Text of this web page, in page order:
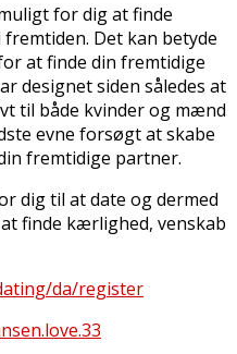
for dig at finde
Det kan betyde
at finde din fremtidige
designet siden således at
til både kvinder og mænd
evne forsøgt at skabe
fremtidige partner.
dig til at date og dermed
finde kærlighed, venskab
da/register